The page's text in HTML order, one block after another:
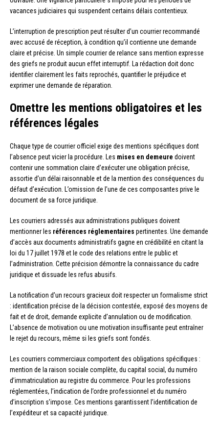
vacances judiciaires qui suspendent certains délais contentieux.
L’interruption de prescription peut résulter d’un courrier recommandé
avec accusé de réception, à condition qu’il contienne une demande
claire et précise. Un simple courrier de relance sans mention expresse
des griefs ne produit aucun effet interruptif. La rédaction doit donc
identifier clairement les faits reprochés, quantifier le préjudice et
exprimer une demande de réparation.
Omettre les mentions obligatoires et les
références légales
Chaque type de courrier officiel exige des mentions spécifiques dont
l’absence peut vicier la procédure. Les mises en demeure doivent
contenir une sommation claire d’exécuter une obligation précise,
assortie d’un délai raisonnable et de la mention des conséquences du
défaut d’exécution. L’omission de l’une de ces composantes prive le
document de sa force juridique.
Les courriers adressés aux administrations publiques doivent
mentionner les références réglementaires pertinentes. Une demande
d’accès aux documents administratifs gagne en crédibilité en citant la
loi du 17 juillet 1978 et le code des relations entre le public et
l’administration. Cette précision démontre la connaissance du cadre
juridique et dissuade les refus abusifs.
La notification d’un recours gracieux doit respecter un formalisme strict
: identification précise de la décision contestée, exposé des moyens de
fait et de droit, demande explicite d’annulation ou de modification.
L’absence de motivation ou une motivation insuffisante peut entraîner
le rejet du recours, même si les griefs sont fondés.
Les courriers commerciaux comportent des obligations spécifiques :
mention de la raison sociale complète, du capital social, du numéro
d’immatriculation au registre du commerce. Pour les professions
réglementées, l’indication de l’ordre professionnel et du numéro
d’inscription s’impose. Ces mentions garantissent l’identification de
l’expéditeur et sa capacité juridique.